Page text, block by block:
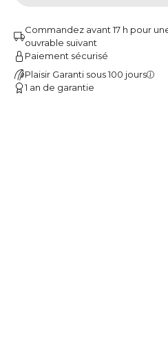
Commandez avant 17 h pour
ouvrable suivant
Paiement sécurisé
Plaisir Garanti sous 100 jours
1 an de garantie